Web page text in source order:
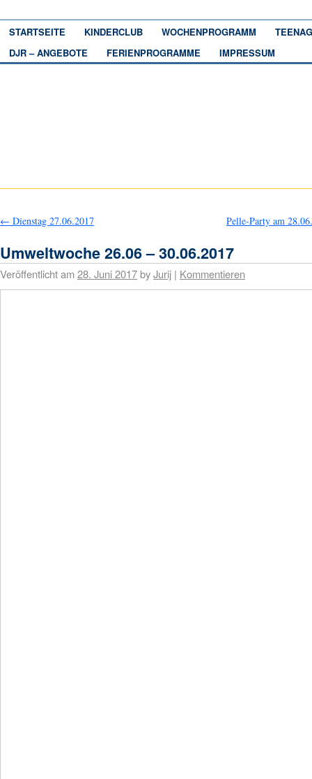
STARTSEITE KINDERCLUB WOCHENPROGRAMM
DJR – ANGEBOTE
FERIENPROGRAMME IMPRESSUM
← Dienstag 27.06.2017 Pelle-Party am
Umweltwoche 26.06 – 30.06.2017
Veröffentlicht am28. Juni 2017byJurij | Kommentieren